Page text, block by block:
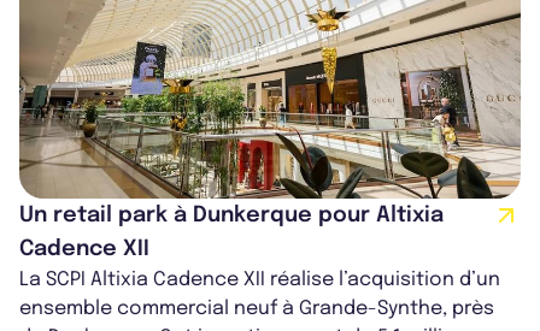
Un retail park à Dunkerque pour Altixia
Cadence XII
La SCPI Altixia Cadence XII réalise l’acquisition d’un
ensemble commercial neuf à Grande-Synthe, près